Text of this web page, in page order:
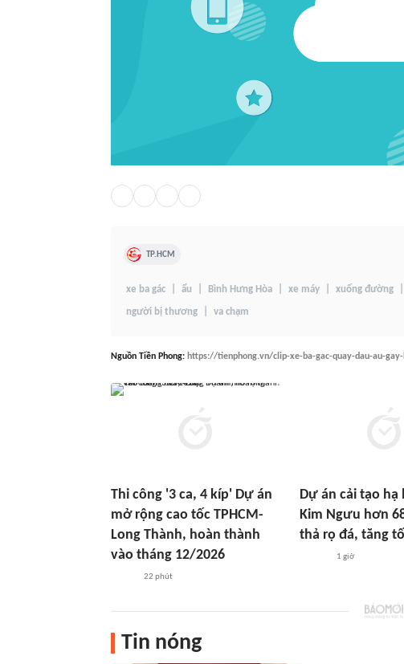
TP.HCM
xe ba gác ẩu Bình Hưng Hòa xe máy xuống đường
người bị thương va chạm
Nguồn Tiền Phong: https://tienphong.vn/clip-xe-ba-gac-quay-dau-au-
Thi công '3 ca, 4 kíp' Dự án
mở rộng cao tốc TPHCM-
Long Thành, hoàn thành
vào tháng 12/2026
22 phút
Dự án cải tạo hạ
Kim Ngưu hơn
thả rọ đá, tăng
1 giờ
Tin nóng